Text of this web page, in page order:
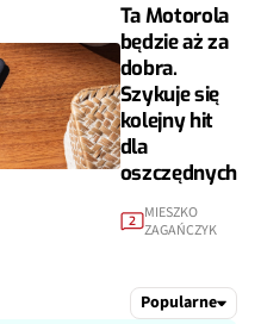
Ta Motorola
będzie aż za
dobra.
Szykuje się
kolejny hit
dla
oszczędnych
2 MIESZKO
ZAGAŃCZYK
Popularne